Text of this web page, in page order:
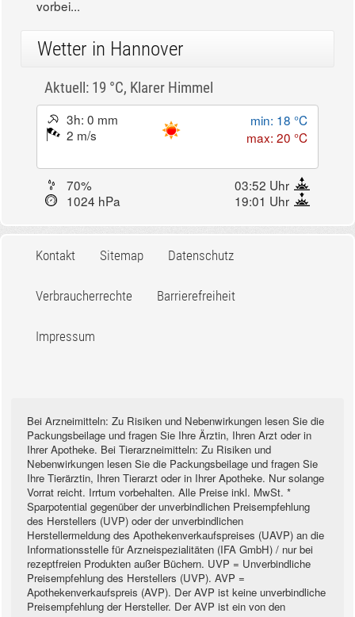
vorbei...
Wetter in Hannover
Aktuell: 19 °C, Klarer Himmel
3h: 0 mm
2 m/s
min: 18 °C
max: 20 °C
70%
03:52 Uhr
1024 hPa
19:01 Uhr
Kontakt Sitemap Datenschutz
Verbraucherrechte Barrierefreiheit
Impressum
Bei Arzneimitteln: Zu Risiken und Nebenwirkungen lesen Sie die
Packungsbeilage und fragen Sie Ihre Ärztin, Ihren Arzt oder in
Ihrer Apotheke. Bei Tierarzneimitteln: Zu Risiken und
Nebenwirkungen lesen Sie die Packungsbeilage und fragen Sie
Ihre Tierärztin, Ihren Tierarzt oder in Ihrer Apotheke. Nur solange
Vorrat reicht. Irrtum vorbehalten. Alle Preise inkl. MwSt. *
Sparpotential gegenüber der unverbindlichen Preisempfehlung
des Herstellers (UVP) oder der unverbindlichen
Herstellermeldung des Apothekenverkaufspreises (UAVP) an die
Informationsstelle für Arzneispezialitäten (IFA GmbH) / nur bei
rezeptfreien Produkten außer Büchern. UVP = Unverbindliche
Preisempfehlung des Herstellers (UVP). AVP =
Apothekenverkaufspreis (AVP). Der AVP ist keine unverbindliche
Preisempfehlung der Hersteller. Der AVP ist ein von den